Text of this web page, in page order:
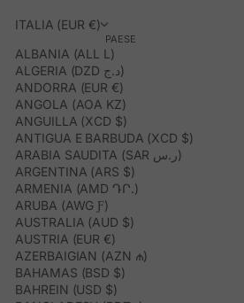
ITALIA (EUR €)
PAESE
ALBANIA (ALL L)
ALGERIA (DZD د.ج)
ANDORRA (EUR €)
ANGOLA (AOA KZ)
ANGUILLA (XCD $)
ANTIGUA E BARBUDA (XCD $)
ARABIA SAUDITA (SAR ر.س)
ARGENTINA (ARS $)
ARMENIA (AMD ԴՐ.)
ARUBA (AWG Ƒ)
AUSTRALIA (AUD $)
AUSTRIA (EUR €)
AZERBAIGIAN (AZN ₼)
BAHAMAS (BSD $)
BAHREIN (USD $)